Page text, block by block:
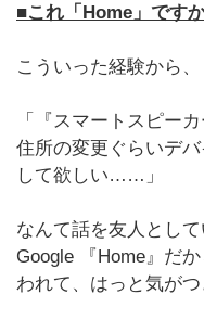
■これ「Home」です
こういった経験から、
「『スマートスピー
住所の変更ぐらいデ
して欲しい……」
なんて話を友人とし
Google 『Home』だ
われて、はっと気がつ